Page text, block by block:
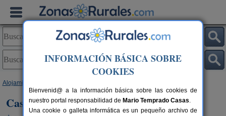
Alojamientos
Casa Marcelo
INFORMACIÓN BÁSICA SOBRE
COOKIES
Bienvenid@ a la información básica sobre las cookies de
nuestro portal responsabilidad de Mario Temprado Casas.
Una cookie o galleta informática es un pequeño archivo de